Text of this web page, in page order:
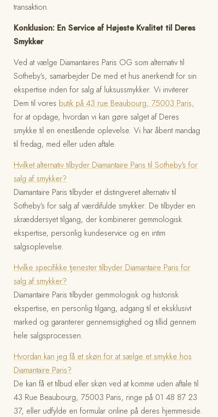
transaktion.
Konklusion: En Service af Højeste Kvalitet til Deres
Smykker
Ved at vælge Diamantaires Paris OG som alternativ til
Sotheby’s, samarbejder De med et hus anerkendt for sin
ekspertise inden for salg af luksussmykker. Vi inviterer
Dem til vores butik på 43 rue Beaubourg, 75003 Paris,
for at opdage, hvordan vi kan gøre salget af Deres
smykke til en enestående oplevelse. Vi har åbent mandag
til fredag, med eller uden aftale.
Hvilket alternativ tilbyder Diamantaire Paris til Sotheby's for
salg af smykker?
Diamantaire Paris tilbyder et distingveret alternativ til
Sotheby’s for salg af værdifulde smykker. De tilbyder en
skræddersyet tilgang, der kombinerer gemmologisk
ekspertise, personlig kundeservice og en intim
salgsoplevelse.
Hvilke specifikke tjenester tilbyder Diamantaire Paris for
salg af smykker?
Diamantaire Paris tilbyder gemmologisk og historisk
ekspertise, en personlig tilgang, adgang til et eksklusivt
marked og garanterer gennemsigtighed og tillid gennem
hele salgsprocessen.
Hvordan kan jeg få et skøn for at sælge et smykke hos
Diamantaire Paris?
De kan få et tilbud eller skøn ved at komme uden aftale til
43 Rue Beaubourg, 75003 Paris, ringe på 01 48 87 23
37, eller udfylde en formular online på deres hjemmeside.